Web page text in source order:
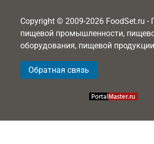
Copyright © 2009-2026 FoodSet.ru -
пищевой промышленности,
оборудования, пищевой
Обратная связь